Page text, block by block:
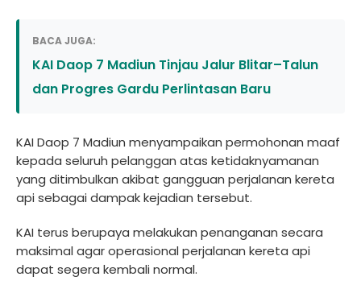
BACA JUGA:
KAI Daop 7 Madiun Tinjau Jalur Blitar–Talun
dan Progres Gardu Perlintasan Baru
KAI Daop 7 Madiun menyampaikan permohonan maaf
kepada seluruh pelanggan atas ketidaknyamanan
yang ditimbulkan akibat gangguan perjalanan kereta
api sebagai dampak kejadian tersebut.
KAI terus berupaya melakukan penanganan secara
maksimal agar operasional perjalanan kereta api
dapat segera kembali normal.